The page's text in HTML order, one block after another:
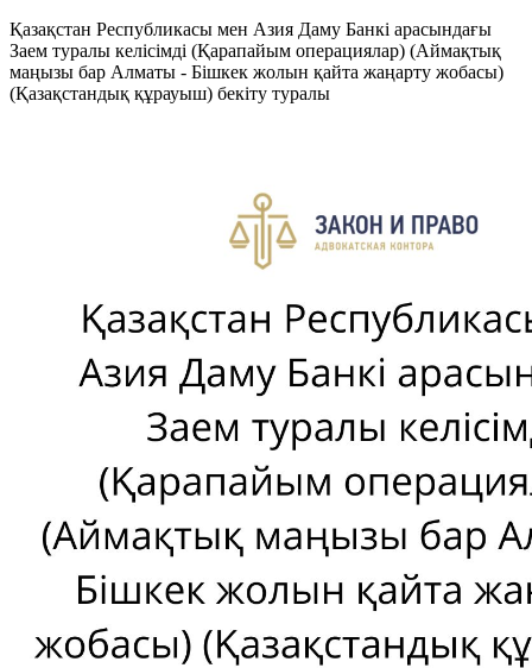
Қазақстан Республикасы мен Азия Даму Банкі арасындағы
Заем туралы келісімді (Қарапайым операциялар) (Аймақтық
маңызы бар Алматы - Бішкек жолын қайта жаңарту жобасы)
(Қазақстандық құрауыш) бекіту туралы